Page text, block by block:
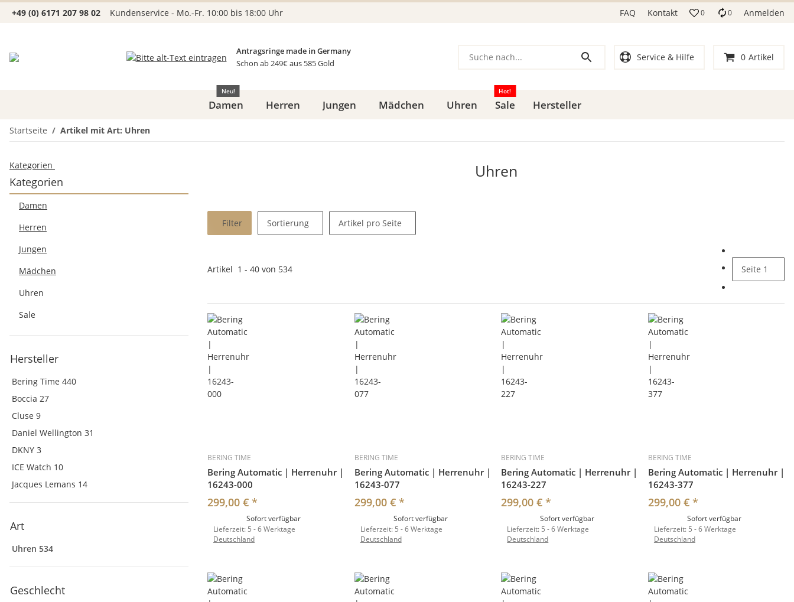
+49 (0) 6171 207 98 02 Kundenservice - Mo.-Fr. 10:00 bis 18:00 Uhr FAQ Kontakt 0 0 Anmelden
Antragsringe made in Germany
Schon ab 249€ aus 585 Gold
Service & Hilfe 0 Artikel
Damen
Neu!
Herren Jungen Mädchen Uhren Sale
Hot!
Hersteller
Startseite Artikel mit Art: Uhren
Uhren
Filter Sortierung Artikel pro Seite
Artikel 1 - 40 von 534 Seite 1
BERING TIME
Bering Automatic | Herrenuhr |
16243-000
299,00 € *
Sofort verfügbar
Lieferzeit: 5 - 6 Werktage
Deutschland
BERING TIME
Bering Automatic | Herrenuhr |
16243-077
299,00 € *
Sofort verfügbar
Lieferzeit: 5 - 6 Werktage
Deutschland
BERING TIME
Bering Automatic | Herrenuhr |
16243-227
299,00 €*
Sofort verfügbar
Lieferzeit: 5 - 6 Werktage
Deutschland
BERING TIME
Bering Automatic | Herrenuhr |
16243-377
299,00 € *
Sofort verfügbar
Lieferzeit: 5 - 6 Werktage
Deutschland
Kategorien
Kategorien
Damen
Herren
Jungen
Mädchen
Uhren
Sale
Hersteller
Bering Time 440
Boccia 27
Cluse 9
Daniel Wellington 31
DKNY 3
ICE Watch 10
Jacques Lemans 14
Art
Uhren 534
Geschlecht